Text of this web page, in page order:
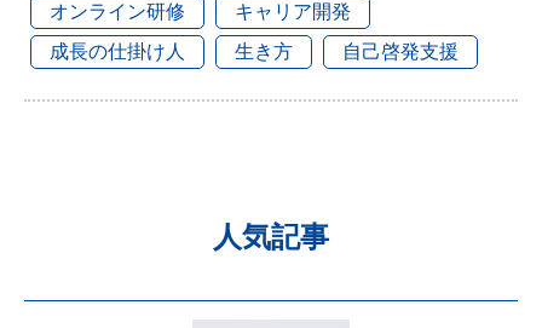
オンライン研修
キャリア開発
成長の仕掛け人
生き方 自己啓発支援
人気記事